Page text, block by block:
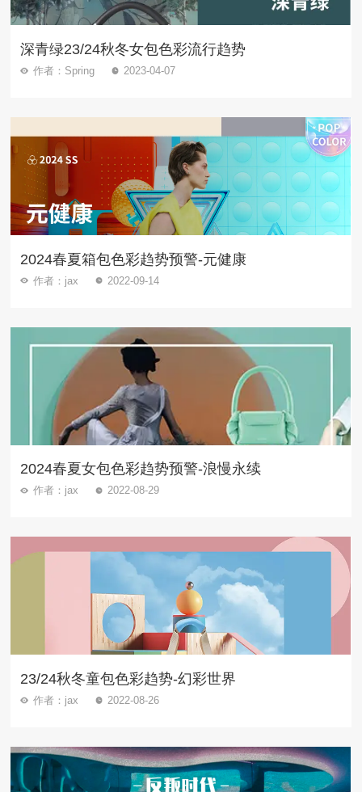
深青绿23/24秋冬女包色彩流行趋势
作者：Spring 2023-04-07
2024春夏箱包色彩趋势预警-元健康
作者：jax 2022-09-14
2024春夏女包色彩趋势预警-浪慢永续
作者：jax 2022-08-29
23/24秋冬童包色彩趋势-幻彩世界
作者：jax 2022-08-26
可以介绍下网站吗